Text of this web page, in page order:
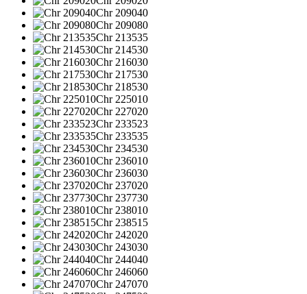
Chr 209040
Chr 209080
Chr 213535
Chr 214530
Chr 216030
Chr 217530
Chr 218530
Chr 225010
Chr 227020
Chr 233523
Chr 233535
Chr 234530
Chr 236010
Chr 236030
Chr 237020
Chr 237730
Chr 238010
Chr 238515
Chr 242020
Chr 243030
Chr 244040
Chr 246060
Chr 247070